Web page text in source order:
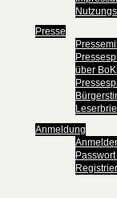
Presse
über
Anmeldung